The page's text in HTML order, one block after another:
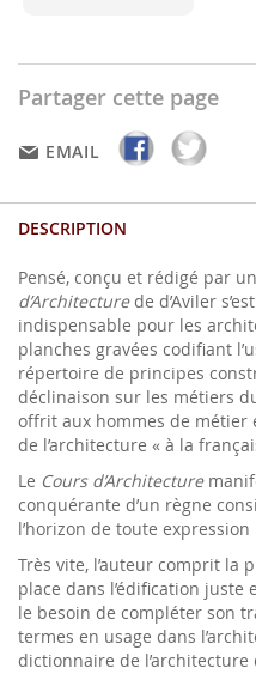
Partager cette page
EMAIL
DESCRIPTION
Pensé, conçu et rédigé par
d’Architecturede d’Aviler
indispensable pour les
planches gravées codifiant
répertoire de principes
déclinaison sur les métiers
offrit aux hommes de métier
de l’architecture « à la
Le Cours d’Architecture
conquérante d’un règne
l’horizon de toute
Très vite, l’auteur comprit la
place dans l’édification juste
le besoin de compléter son
termes en usage dans
dictionnaire de